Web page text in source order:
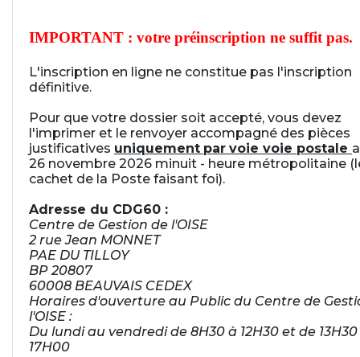
IMPORTANT : votre préinscription ne suffit pas.
L'inscription en ligne ne constitue pas l'inscription
définitive.
Pour que votre dossier soit accepté, vous devez
l'imprimer et le renvoyer accompagné des pièces
justificatives uniquement par voie voie postale
26 novembre 2026 minuit - heure métropolitaine
cachet de la Poste faisant foi).
Adresse du CDG60 :
Centre de Gestion de l'OISE
2 rue Jean MONNET
PAE DU TILLOY
BP 20807
60008 BEAUVAIS CEDEX
Horaires d'ouverture au Public du Centre de
l'OISE :
Du lundi au vendredi de 8H30 à 12H30 et de
17H00